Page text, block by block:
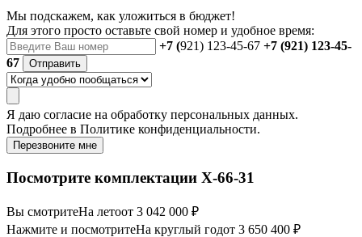
Мы подскажем, как уложиться в бюджет!
Для этого просто оставьте свой номер и удобное время:
+7 (921) 123-45-67 +7 (921) 123-45-
67
Отправить
Я даю согласие на обработку персональных данных.
Подробнее в Политике конфиденциальности.
Перезвоните мне
Посмотрите комплектации Х-66-31
Вы смотритеНа летоот 3 042 000 ₽
Нажмите и посмотритеНа круглый годот 3 650 400 ₽